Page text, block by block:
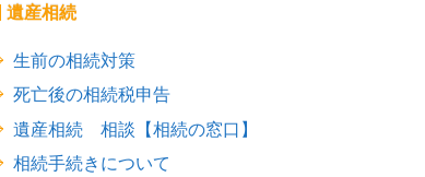
遺産相続
生前の相続対策
死亡後の相続税申告
遺産相続 相談【相続の窓口】
相続手続きについて